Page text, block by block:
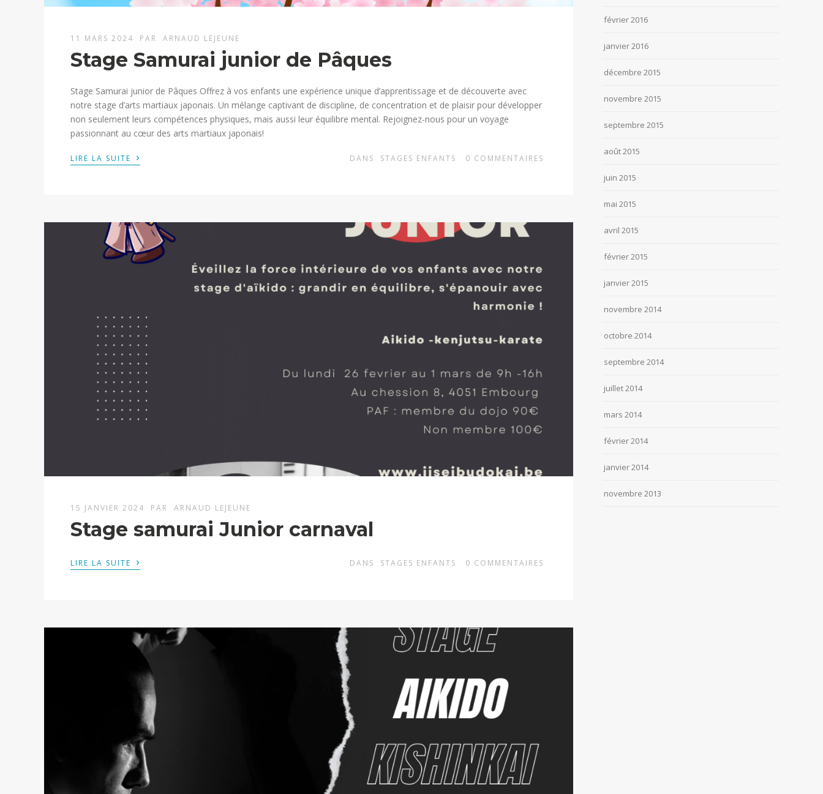
11 MARS 2024 PAR ARNAUD LEJEUNE
Stage Samurai junior de Pâques
Stage Samurai junior de Pâques Offrez à vos enfants une expérience unique d’apprentissage et de découverte avec
notre stage d’arts martiaux japonais. Un mélange captivant de discipline, de concentration et de plaisir pour développer
non seulement leurs compétences physiques, mais aussi leur équilibre mental. Rejoignez-nous pour un voyage
passionnant au cœur des arts martiaux japonais!
LIRE LA SUITE › DANS STAGES ENFANTS 0 COMMENTAIRES
15 JANVIER 2024 PAR ARNAUD LEJEUNE
Stage samurai Junior carnaval
LIRE LA SUITE › DANS STAGES ENFANTS 0 COMMENTAIRES
février 2016
janvier 2016
décembre 2015
novembre 2015
septembre 2015
août 2015
juin 2015
mai 2015
avril 2015
février 2015
janvier 2015
novembre 2014
octobre 2014
septembre 2014
juillet 2014
mars 2014
février 2014
janvier 2014
novembre 2013